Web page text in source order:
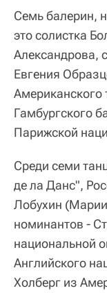
Семь балерин,
это солистка
Александрова,
Евгения
Американского
Гамбургского
Парижской
Среди семи
де ла Данс",
Лобухин
номинантов -
национальной
Английского
Холберг из